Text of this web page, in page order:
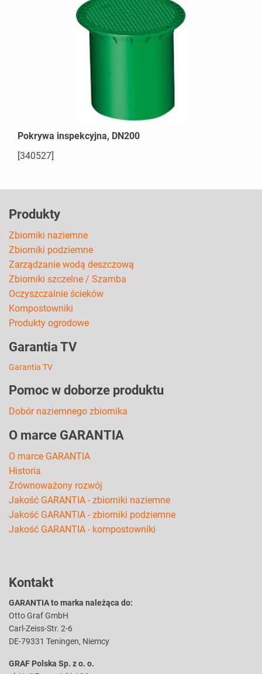
Pokrywa inspekcyjna, DN200
[340527]
Produkty
Zbiorniki naziemne
Zbiorniki podziemne
Zarządzanie wodą deszczową
Zbiorniki szczelne / Szamba
Oczyszczalnie ścieków
Kompostowniki
Produkty ogrodowe
Garantia TV
Garantia TV
Pomoc w doborze produktu
Dobór naziemnego zbiornika
O marce GARANTIA
O marce GARANTIA
Historia
Zrównoważony rozwój
Jakość GARANTIA - zbiorniki naziemne
Jakość GARANTIA - zbiorniki podziemne
Jakość GARANTIA - kompostowniki
Kontakt
GARANTIA to marka należąca do:
Otto Graf GmbH
Carl-Zeiss-Str. 2-6
DE-79331 Teningen, Niemcy
GRAF Polska Sp. z o. o.